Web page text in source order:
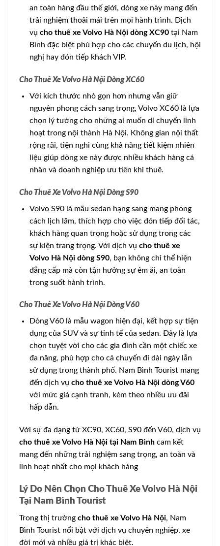
an toàn hàng đầu thế giới, dòng xe này mang đến
trải nghiệm thoải mái trên mọi hành trình. Dịch
vụ cho thuê xe Volvo Hà Nội dòng XC90tại Nam
Bình đặc biệt phù hợp cho các chuyến du lịch, hội
nghị hay đón tiếp khách VIP.
Cho Thuê Xe Volvo Hà Nội Dòng XC60
Với kích thước nhỏ gọn hơn nhưng vẫn giữ
nguyên phong cách sang trọng, Volvo XC60 là lựa
chọn lý tưởng cho những ai muốn di chuyển linh
hoạt trong nội thành Hà Nội. Không gian nội thất
rộng rãi, tiện nghi cùng khả năng tiết kiệm nhiên
liệu giúp dòng xe này được nhiều khách hàng cá
nhân và doanh nghiệp ưu tiên khi thuê.
Cho Thuê Xe Volvo Hà Nội Dòng S90
Volvo S90 là mẫu sedan hạng sang mang phong
cách lịch lãm, thích hợp cho việc đón tiếp đối tác,
khách hàng quan trọng hoặc sử dụng trong các
sự kiện trang trọng. Với dịch vụ cho thuê xe
Volvo Hà Nội dòng S90, bạn không chỉ thể hiện
đẳng cấp mà còn tận hưởng sự êm ái, an toàn
trong suốt hành trình.
Cho Thuê Xe Volvo Hà Nội Dòng V60
Dòng V60 là mẫu wagon hiện đại, kết hợp sự tiện
dụng của SUV và sự tinh tế của sedan. Đây là lựa
chọn tuyệt vời cho các gia đình cần một chiếc xe
đa năng, phù hợp cho cả chuyến đi dài ngày lẫn
sử dụng trong thành phố. Nam Bình Tourist mang
đến dịch vụ cho thuê xe Volvo Hà Nội dòng V60
với mức giá cạnh tranh, kèm theo nhiều ưu đãi
hấp dẫn.
Với sự đa dạng từ XC90, XC60, S90 đến V60, dịch vụ
cho thuê xe Volvo Hà Nội tại Nam Bình cam kết
mang đến những trải nghiệm sang trọng, an toàn và
linh hoạt nhất cho mọi khách hàng
Lý Do Nên Chọn Cho Thuê Xe Volvo Hà Nội
Tại Nam Bình Tourist
Trong thị trường cho thuê xe Volvo Hà Nội, Nam
Bình Tourist nổi bật với dịch vụ chuyên nghiệp, xe
đời mới và nhiều giá trị khác biệt.